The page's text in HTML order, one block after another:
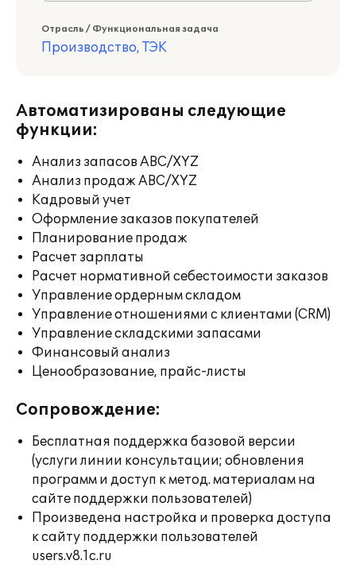
Отрасль / Функциональная задача
Производство, ТЭК
Автоматизированы следующие
функции:
Анализ запасов ABC/XYZ
Анализ продаж ABC/XYZ
Кадровый учет
Оформление заказов покупателей
Планирование продаж
Расчет зарплаты
Расчет нормативной себестоимости заказов
Управление ордерным складом
Управление отношениями с клиентами (CRM)
Управление складскими запасами
Финансовый анализ
Ценообразование, прайс-листы
Сопровождение:
Бесплатная поддержка базовой версии
(услуги линии консультации; обновления
программ и доступ к метод. материалам на
сайте поддержки пользователей)
Произведена настройка и проверка доступа
к сайту поддержки пользователей
users.v8.1c.ru